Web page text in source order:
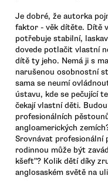
Je dobré, že autorka
faktor - věk dítěte. Dítě
potřebuje stabilní,
dovede potlačit vlastní
dítě ty jeho. Nemá ji s
narušenou osobnostní
sama se neumí
ústavu, kde se pečující
čekají vlastní děti.
profesionálních
angloamerických
Srovnávat profesionální
rodinnou může být
kšeft"? Kolik dětí díky
anglosaském světě na